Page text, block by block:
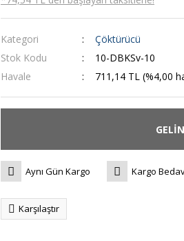
Kategori
Çöktürücü
Stok Kodu
10-DBKSv-10
Havale
711,14 TL (%4,00
Aynı Gün Kargo Kargo
Karşılaştır